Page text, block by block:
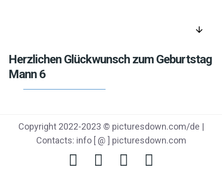
arrow_downward
Herzlichen Glückwunsch zum Geburtstag
Mann 6
Copyright 2022-2023 © picturesdown.com/de |
Contacts: info [ @ ] picturesdown.com